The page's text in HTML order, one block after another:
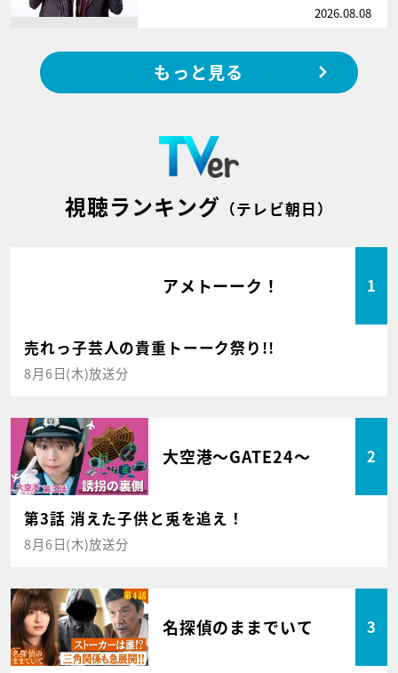
2026.08.08
もっと見る
視聴ランキング （テレビ朝日）
アメトーーク！ 1
売れっ子芸人の貴重トーーク祭り!!
8月6日(木)放送分
大空港～GATE24～ 2
第3話 消えた子供と兎を追え！
8月6日(木)放送分
名探偵のままでいて 3